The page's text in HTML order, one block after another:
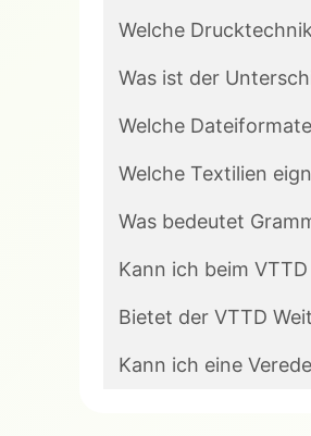
Welche
Was ist der
Welche
Welche Textilien
Was bedeutet
Kann ich beim
Bietet der VTTD
Kann ich eine